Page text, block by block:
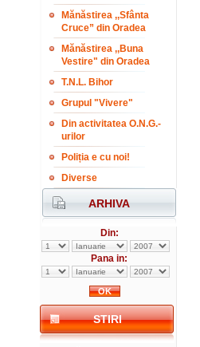
Mănăstirea ,,Sfânta
Cruce” din Oradea
Mănăstirea ,,Buna
Vestire" din Oradea
T.N.L. Bihor
Grupul "Vivere"
Din activitatea O.N.G.-
urilor
Poliția e cu noi!
Diverse
ARHIVA
Din:
Pana in:
STIRI